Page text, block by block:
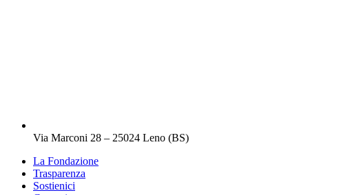
Via Marconi 28 – 25024 Leno (BS)
La Fondazione
Trasparenza
Sostienici